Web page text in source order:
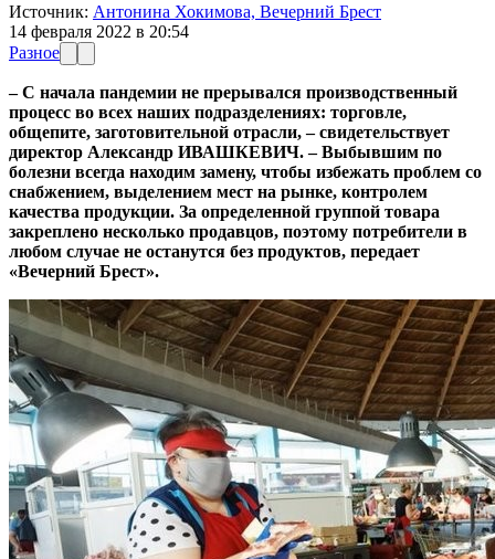
Источник: Антонина Хокимова, Вечерний Брест
14 февраля 2022 в 20:54
Разное
– С начала пандемии не прерывался производственный
процесс во всех наших подразделениях: торговле,
общепите, заготовительной отрасли, – свидетельствует
директор Александр ИВАШКЕВИЧ. – Выбывшим по
болезни всегда находим замену, чтобы избежать проблем со
снабжением, выделением мест на рынке, контролем
качества продукции. За определенной группой товара
закреплено несколько продавцов, поэтому потребители в
любом случае не останутся без продуктов, передает
«Вечерний Брест».